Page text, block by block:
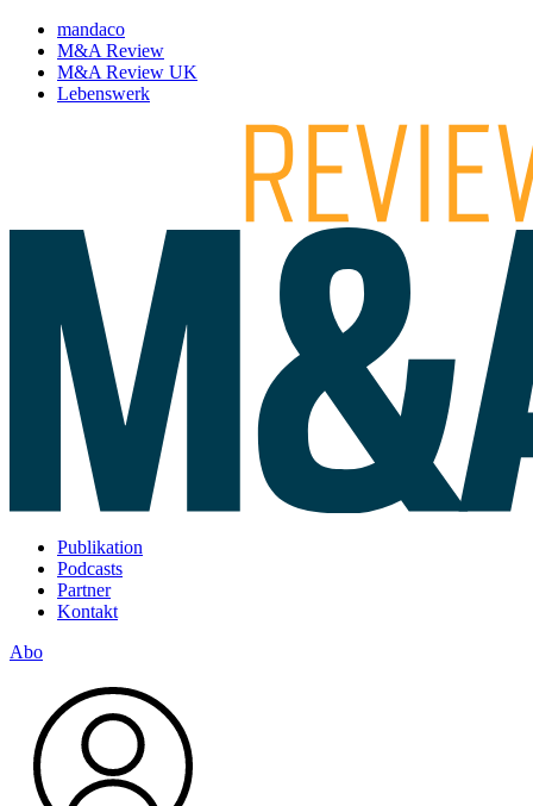
mandaco
M&A Review
M&A Review UK
Lebenswerk
Publikation
Podcasts
Partner
Kontakt
Abo